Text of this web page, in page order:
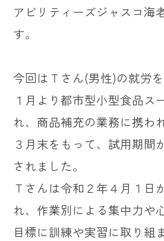
アビリティーズジャスコ海
す。
今回はＴさん(男性)の就労を
１月より都市型小型食品ス
れ、商品補充の業務に携わ
３月末をもって、試用期間
されました。
Ｔさんは令和２年４月１日
れ、作業別による集中力や
目標に訓練や実習に取り組